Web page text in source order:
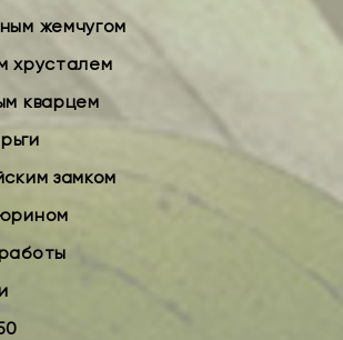
жемчугом
хрусталем
кварцем
замком